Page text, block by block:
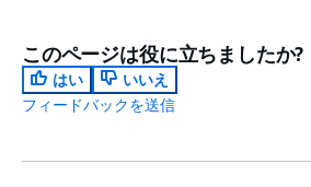
このページは役に立ちましたか?
はい
いいえ
フィードバックを送信